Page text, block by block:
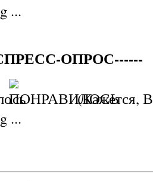
...
ОПРОС------
(Кажется,
...